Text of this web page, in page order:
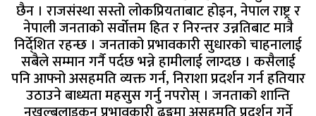
छैन । राजसंस्था सस्तो लोकप्रियताबाट होइन, नेपाल राष्ट्र र
नेपाली जनताको सर्वोत्तम हित र निरन्तर उन्नतिबाट मात्रै
निर्दे्शित रहन्छ । जनताको प्रभावकारी सुधारको चाहनालाई
सबैले सम्मान गर्नै पर्दछ भन्ने हामीलाई लाग्दछ । कसैलाई
पनि आफ्नो असहमति व्यक्त गर्न, निराशा प्रदर्शन गर्न हतियार
उठाउने बाध्यता महसुस गर्नु नपरोस् । जनताको शान्ति